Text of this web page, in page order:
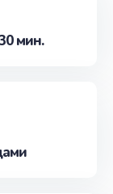
мин.